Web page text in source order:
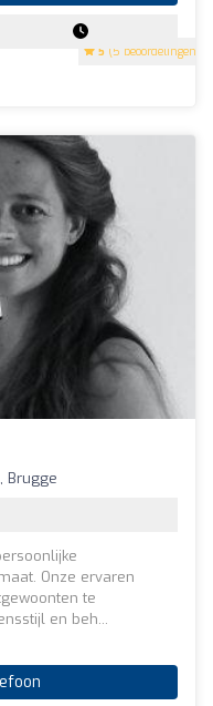
5 (5 beoordelingen)
Brugge
Onze ervaren
te
en beh...